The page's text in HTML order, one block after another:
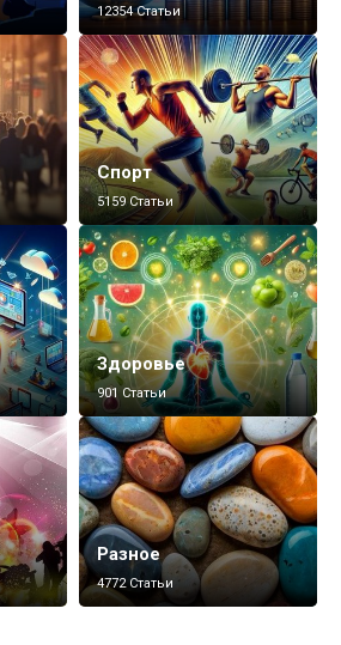
12354 Статьи
Спорт
5159 Статьи
Здоровье
901 Статьи
Разное
4772 Статьи